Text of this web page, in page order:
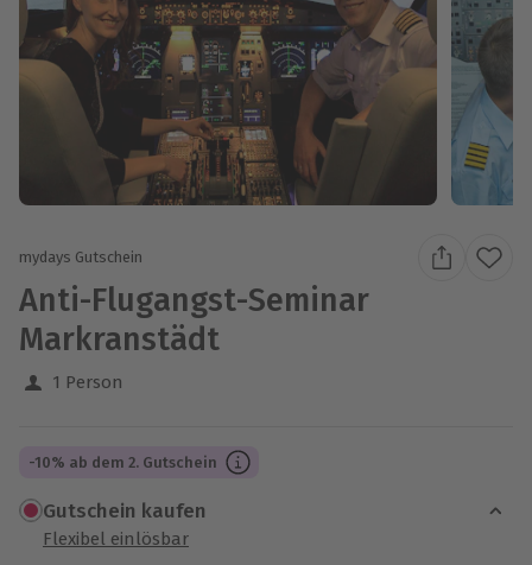
mydays Gutschein
Anti-Flugangst-Seminar
Markranstädt
1 Person
-10% ab dem 2. Gutschein
Gutschein kaufen
Flexibel einlösbar